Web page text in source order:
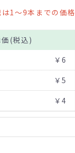
1～9本までの価格
価(税込)
￥6
￥5
￥4